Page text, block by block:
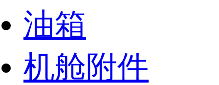
油箱
机舱附件